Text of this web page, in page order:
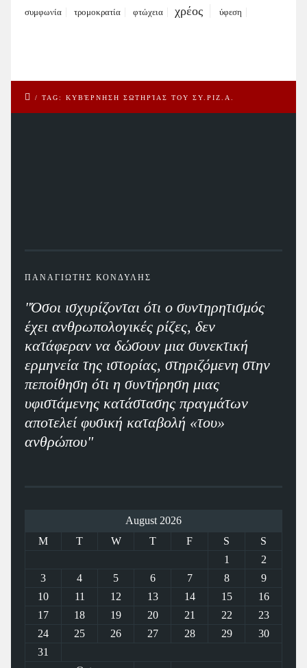
συμφωνία
τρομοκρατία φτώχεια χρέος ύφεση
/ TAG: ΚΥΒΈΡΝΗΣΗ ΣΩΤΗΡΊΑΣ ΤΟΥ ΣΥ.ΡΙΖ.Α.
ΠΑΝΑΓΙΩΤΗΣ ΚΟΝΔΥΛΗΣ
"Όσοι ισχυρίζονται ότι ο συντηρητισμός
έχει ανθρωπολογικές ρίζες, δεν
κατάφεραν να δώσουν μια συνεκτική
ερμηνεία της ιστορίας, στηριζόμενη στην
πεποίθηση ότι η συντήρηση μιας
υφιστάμενης κατάστασης πραγμάτων
αποτελεί φυσική καταβολή «του»
ανθρώπου"
August 2026
M
T W T F S S
1
2
3
4 5 6 7 8
9
10
11 12 13 14 15
16
17
18 19 20 21 22
23
24
25 26 27 28 29
30
31